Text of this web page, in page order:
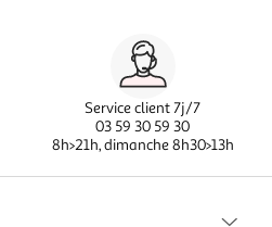
Service client 7j/7
03 59 30 59 30
8h>21h, dimanche 8h30>13h